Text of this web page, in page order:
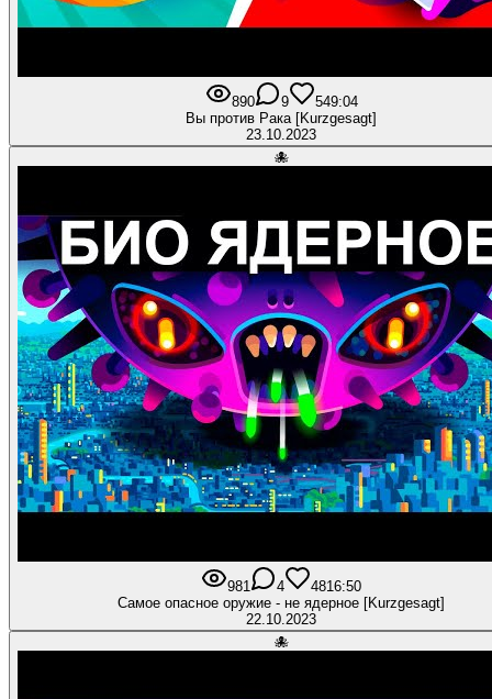
890 9 549:04
Вы против Рака [Kurzgesagt]
23.10.2023
🐙
981 4 4816:50
Самое опасное оружие - не ядерное [Kurzgesagt]
22.10.2023
🐙